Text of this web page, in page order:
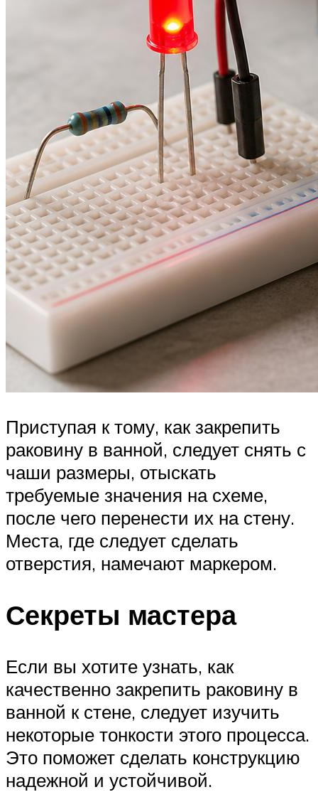
Приступая к тому, как закрепить
раковину в ванной, следует снять с
чаши размеры, отыскать
требуемые значения на схеме,
после чего перенести их на стену.
Места, где следует сделать
отверстия, намечают маркером.
Секреты мастера
Если вы хотите узнать, как
качественно закрепить раковину в
ванной к стене, следует изучить
некоторые тонкости этого процесса.
Это поможет сделать конструкцию
надежной и устойчивой.